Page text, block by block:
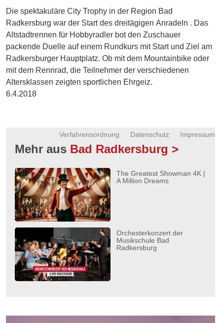
Energie
Schnöll
gfrogt
Zonen
Podcast
Die spektakuläre City Trophy in der Region Bad
Radkersburg war der Start des dreitägigen Anradeln . Das
Altstadtrennen für Hobbyradler bot den Zuschauer
packende Duelle auf einem Rundkurs mit Start und Ziel am
Radkersburger Hauptplatz. Ob mit dem Mountainbike oder
mit dem Rennrad, die Teilnehmer der verschiedenen
Altersklassen zeigten sportlichen Ehrgeiz.
6.4.2018
Impressum
Datenschutz
Verfahrensordnung
Mehr aus Bad Radkersburg >
The Greatest Showman 4K |
A Million Dreams
Orchesterkonzert der
Musikschule Bad
Radkersburg